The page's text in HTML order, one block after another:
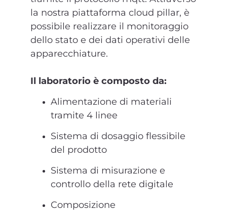
la nostra piattaforma cloud pillar, è
possibile realizzare il monitoraggio
dello stato e dei dati operativi delle
apparecchiature.
Il laboratorio è composto da:
Alimentazione di materiali
tramite 4 linee
Sistema di dosaggio flessibile
del prodotto
Sistema di misurazione e
controllo della rete digitale
Composizione